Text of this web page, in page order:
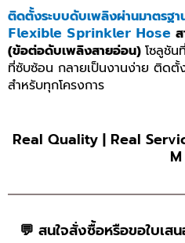
ติดตั้งระบบดับเพลิงผ่านมาตรฐา
𝗙𝗹𝗲𝘅𝗶𝗯𝗹𝗲 𝗦𝗽𝗿𝗶𝗻𝗸𝗹𝗲𝗿 𝗛𝗼𝘀𝗲
(ข้อต่อดับเพลิงสายอ่อน) โซลูชัน
ที่ซับซ้อน กลายเป็นงานง่าย ติดตั้
สำหรับทุกโครงการ
Real Quality | Real
M
💬 สนใจสั่งซื้อหรือขอใบเส